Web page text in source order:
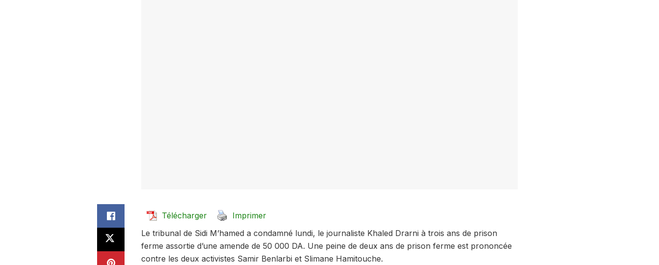
Télécharger
Imprimer
Le tribunal de Sidi M’hamed a condamné lundi, le journaliste Khaled Drarni à trois ans de prison
ferme assortie d’une amende de 50 000 DA. Une peine de deux ans de prison ferme est prononcée
contre les deux activistes Samir Benlarbi et Slimane Hamitouche.